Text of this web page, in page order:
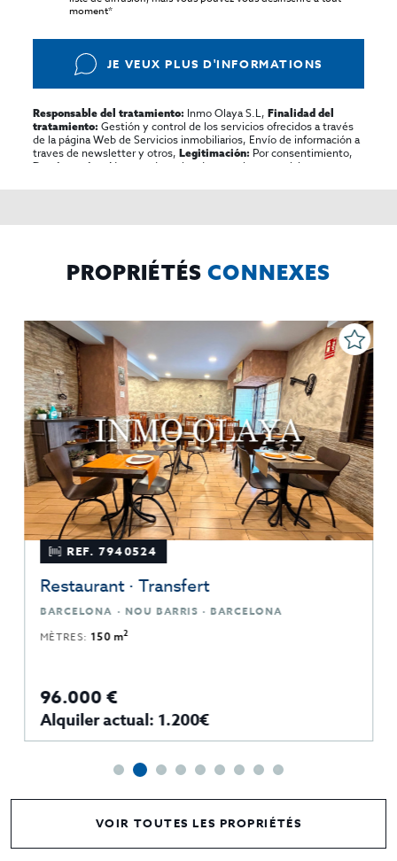
moment*
JE VEUX PLUS D'INFORMATIONS
Responsable del tratamiento: Inmo Olaya S.L,Finalidad del
tratamiento: Gestión y control de los servicios ofrecidos a través
de la página Web de Servicios inmobiliarios, Envío de información a
traves de newsletter y otros,Legitimación: Por consentimiento,
Destinatarios:
No se cederan los datos, salvo para elaborar
rectificar y suprimir los datos, solicitar la portabilidad de los
PROPRIÉTÉS CONNEXES
REF. 7940524
Restaurant · Transfert
BARCELONA · NOU BARRIS · BARCELONA
MÈTRES: 150 m2
96.000 €
Alquiler actual: 1.200€
VOIR TOUTES LES PROPRIÉTÉS